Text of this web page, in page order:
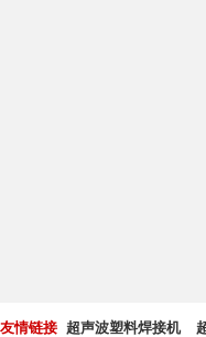
友情链接 超声波塑料焊接机